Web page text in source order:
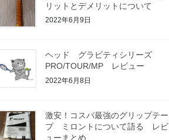
リットとデメリットについて
2022年6月9日
ヘッド グラビティシリーズ
PRO/TOUR/MP レビュー
2022年6月8日
激安！コスパ最強のグリップテー
プ ミロントについて語る レビ
ューまとめ